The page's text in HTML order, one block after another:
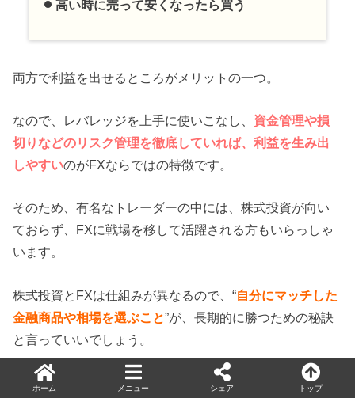
高い時に売って安くなったら買う
両方で利益を出せるところがメリットの一つ。
なので、レバレッジを上手に使いこなし、 資金管理や損
切りなどのリスク管理を徹底していれば、利益を生み出
しやすいのがFXならではの特徴です。
そのため、有名なトレーダーの中には、株式投資が向い
ておらず、FXに戦場を移して活躍される方もいらっしゃ
います。
株式投資とFXは仕組みが異なるので、“自分にマッチした
金融商品や相場を選ぶこと”が、長期的に勝つための秘訣
と言っていいでしょう。
ホーム メニュー シェア トップ